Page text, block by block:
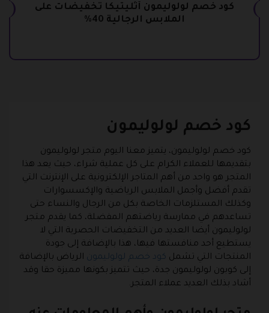
كود خصم لولوليمون أثليتيكا تخفيضات على
الملابس الرجالية 40%
كود خصم لولوليمون
كود خصم لولوليمون، يتميز معنا اليوم متجر لولوليمون
بتقديمها للعملاء الكرام على كل عملية شراء، حيث يعد هذا
المتجر هو واحد من أهم المتاجر الإلكترونية على الإنترنت التي
تقدم أفضل وأجمل الملابس الرياضية والإكسسوارات
وكذلك المستلزمات الخاصة بكل من الرجال والنساء حتى
تساعدهم في ممارسة رياضتهم المفضلة، كما يقدم متجر
لولوليمون أيضا العديد من التخفيضات الحصرية التي لا
يستطيع أحد منافستها فيها، هذا بالإضافة إلى جودة
المنتجات التي تشمل كود خصم لولوليمون الرياض بالإضافة
إلى كوبون لولوليمون جدة، حيث تتميز بكونها مميزة حقا وقد
أشاد بذلك العديد عملاء المتجر.